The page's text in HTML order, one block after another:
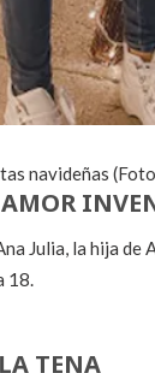
navideñas
Julia, la hija
18.
TENA